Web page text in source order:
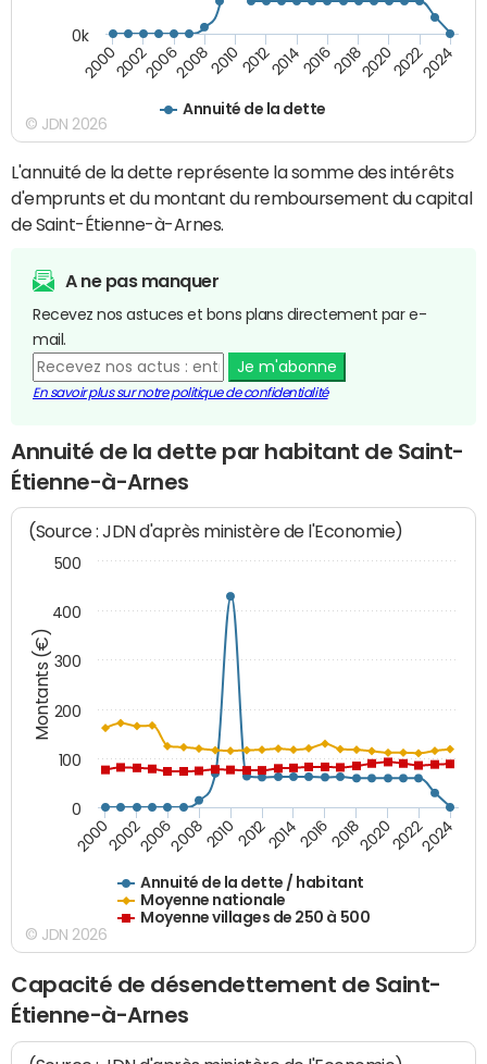
Annuité de la dette
200020022006200820102012201420162018202020222024
0k
© JDN 2026
L'annuité de la dette représente la somme des intérêts
d'emprunts et du montant du remboursement du capital
de Saint-Étienne-à-Arnes.
A ne pas manquer
Recevez nos astuces et bons plans directement par e-
mail.
Je m'abonne
En savoir plus sur notre politique de confidentialité
Annuité de la dette par habitant de Saint-
Étienne-à-Arnes
Montants (€)
(Source : JDN d'après ministère de l'Economie)
Annuité de la dette / habitant
Moyenne nationale
Moyenne villages de 250 à 500
200020022006200820102012201420162018202020222024
0
100
200
300
400
500
© JDN 2026
Capacité de désendettement de Saint-
Étienne-à-Arnes